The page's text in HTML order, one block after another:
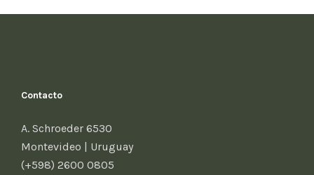
Contacto
A. Schroeder 6530
Montevideo | Uruguay
(+598) 2600 0805